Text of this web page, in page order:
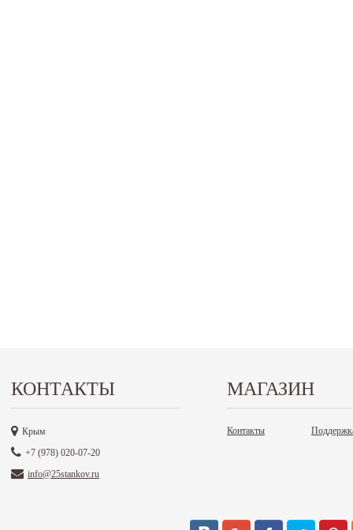
КОНТАКТЫ
Крым
+7 (978) 020-07-20
info@25stankov.ru
МАГАЗИН
Контакты